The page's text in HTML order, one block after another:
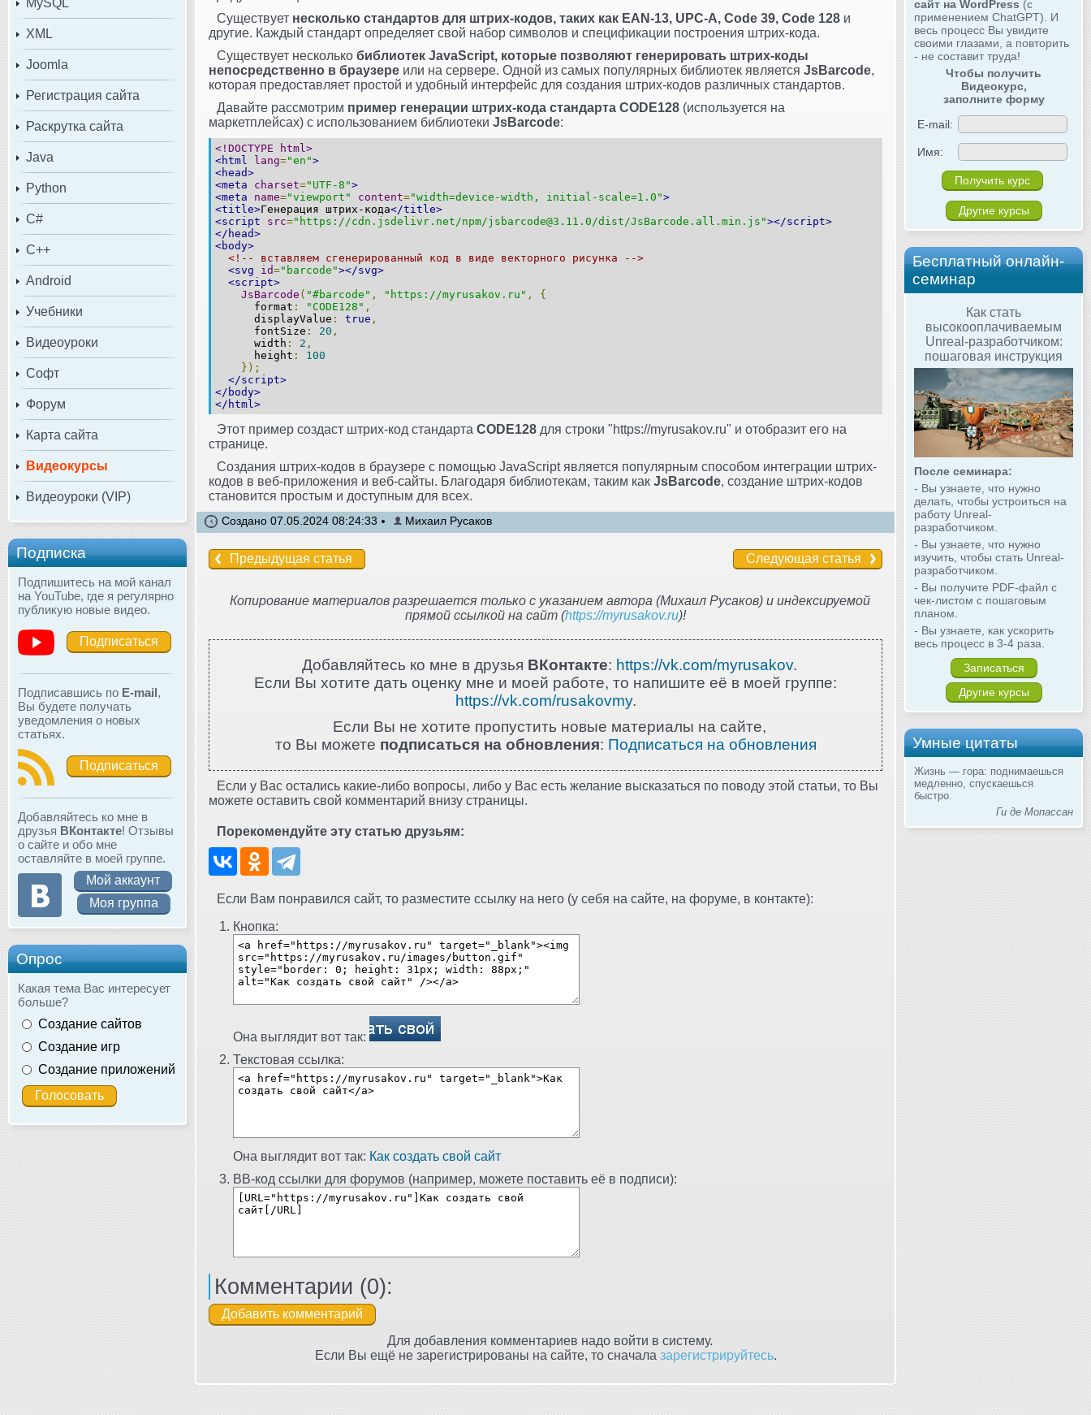
XML
Joomla
Регистрация сайта
Раскрутка сайта
Java
Python
C#
C++
Android
Учебники
Видеоуроки
Софт
Форум
Карта сайта
Видеокурсы
Видеоуроки (VIP)
Подписка
Подпишитесь на мой канал
на YouTube, где я регулярно
публикую новые видео.
Подписаться
Подписавшись по E-mail,
Вы будете получать
уведомления о новых
статьях.
Подписаться
Добавляйтесь ко мне в
друзья ВКонтакте! Отзывы
о сайте и обо мне
оставляйте в моей группе.
Мой аккаунт
Моя группа
Опрос
Какая тема Вас интересует
больше?
Создание сайтов
Создание игр
Создание приложений
сайт на WordPress (с
применением ChatGPT). И
весь процесс Вы увидите
своими глазами, а повторить
- не составит труда!
Чтобы получить
Видеокурс,
заполните форму
E-mail:
Имя:
Другие курсы
Бесплатный онлайн-
семинар
Как стать
высокооплачиваемым
Unreal-разработчиком:
пошаговая инструкция
После семинара:
- Вы узнаете, что нужно
делать, чтобы устроиться на
работу Unreal-
разработчиком.
- Вы узнаете, что нужно
изучить, чтобы стать Unreal-
разработчиком.
- Вы получите PDF-файл с
чек-листом с пошаговым
планом.
- Вы узнаете, как ускорить
весь процесс в 3-4 раза.
Записаться
Другие курсы
Умные цитаты
Жизнь — гора: поднимаешься
медленно, спускаешься
быстро.
Ги де Мопассан
Существует несколько стандартов для штрих-кодов, таких как EAN-13, UPC-A, Code 39, Code 128 и
другие. Каждый стандарт определяет свой набор символов и спецификации построения штрих-кода.
Существует несколько библиотек JavaScript, которые позволяют генерировать штрих-коды
непосредственно в браузере или на сервере. Одной из самых популярных библиотек является JsBarcode,
которая предоставляет простой и удобный интерфейс для создания штрих-кодов различных стандартов.
Давайте рассмотрим пример генерации штрих-кода cтандарта CODE128 (используется на
маркетплейсах) с использованием библиотеки JsBarcode:
<!DOCTYPE html>
<html
lang="en">
<head>
<meta
charset="UTF-8">
<meta
name="viewport" content="width=device-width, initial-scale=1.0">
<title>Генерация штрих-кода</title>
<script
src="https://cdn.jsdelivr.net/npm/jsbarcode@3.11.0/dist/JsBarcode.all.min.js"></script>
</head>
<body>
<!-- вставляем сгенерированный код в виде векторного рисунка -->
<svg
id="barcode"></svg>
<script>
JsBarcode ( "#barcode" , "https://myrusakov.ru" ,
{
format : "CODE128" ,
displayValue : true ,
fontSize : 20 ,
width : 2 ,
height :
100
});
</script>
</body>
</html>
Этот пример создаст штрих-код стандарта CODE128 для строки "https://myrusakov.ru" и отобразит его на
странице.
Создания штрих-кодов в браузере с помощью JavaScript является популярным способом интеграции штрих-
кодов в веб-приложения и веб-сайты. Благодаря библиотекам, таким как JsBarcode, создание штрих-кодов
становится простым и доступным для всех.
Создано 07.05.2024 08:24:33 Михаил Русаков
Предыдущая статья Следующая статья
Копирование материалов разрешается только с указанием автора (Михаил Русаков) и индексируемой
прямой ссылкой на сайт (https://myrusakov.ru)!
Добавляйтесь ко мне в друзья ВКонтакте: https://vk.com/myrusakov.
Если Вы хотите дать оценку мне и моей работе, то напишите её в моей группе:
https://vk.com/rusakovmy.
Если Вы не хотите пропустить новые материалы на сайте,
то Вы можете подписаться на обновления: Подписаться на обновления
Если у Вас остались какие-либо вопросы, либо у Вас есть желание высказаться по поводу этой статьи, то Вы
можете оставить свой комментарий внизу страницы.
Порекомендуйте эту статью друзьям:
Если Вам понравился сайт, то разместите ссылку на него (у себя на сайте, на форуме, в контакте):
Кнопка:
Она выглядит вот так:
Текстовая ссылка:
Она выглядит вот так: Как создать свой сайт
BB-код ссылки для форумов (например, можете поставить её в подписи):
Комментарии (0):
Для добавления комментариев надо войти в систему.
Если Вы ещё не зарегистрированы на сайте, то сначала зарегистрируйтесь.